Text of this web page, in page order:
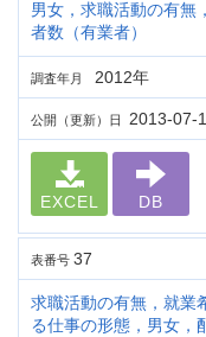
男女，求職活動の有無
者数（有業者）
調査年月 2012年
公開（更新）日 2013-07-
EXCEL DB
表番号 37
求職活動の有無，就業
る仕事の形態，男女，